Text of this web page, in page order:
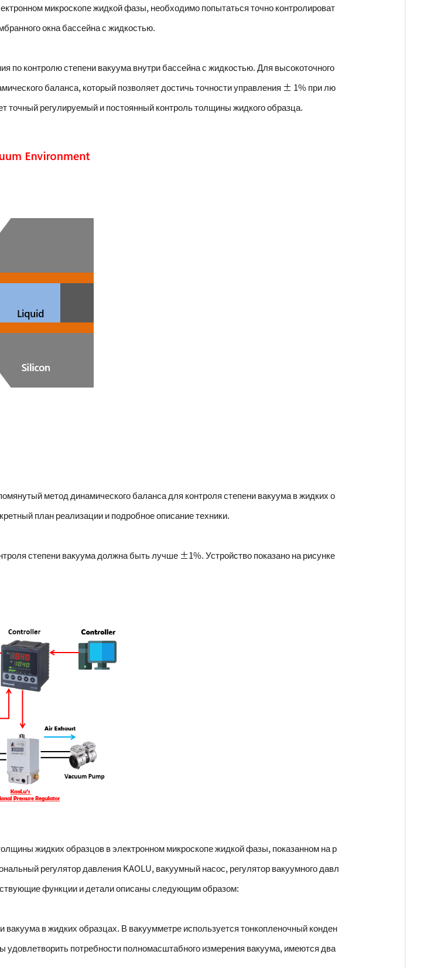
микроскопе жидкой фазы, необходимо попытаться точно контролироват
окна бассейна с жидкостью.
по контролю степени вакуума внутри бассейна с жидкостью. Для высокоточного
баланса, который позволяет достичь точности управления ± 1% при лю
точный регулируемый и постоянный контроль толщины жидкого образца.
метод динамического баланса для контроля степени вакуума в жидких о
план реализации и подробное описание техники.
степени вакуума должна быть лучше ±1%. Устройство показано на рисунке
жидких образцов в электронном микроскопе жидкой фазы, показанном на р
регулятор давления KAOLU, вакуумный насос, регулятор вакуумного давл
функции и детали описаны следующим образом:
вакуума в жидких образцах. В вакуумметре используется тонкопленочный конден
потребности полномасштабного измерения вакуума, имеются два